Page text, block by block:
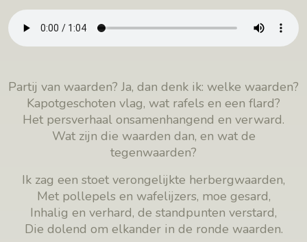
Partij van waarden? Ja, dan denk ik: welke waarden?
Kapotgeschoten vlag, wat rafels en een flard?
Het persverhaal onsamenhangend en verward.
Wat zijn die waarden dan, en wat de
tegenwaarden?
Ik zag een stoet verongelijkte herbergwaarden,
Met pollepels en wafelijzers, moe gesard,
Inhalig en verhard, de standpunten verstard,
Die dolend om elkander in de ronde waarden.